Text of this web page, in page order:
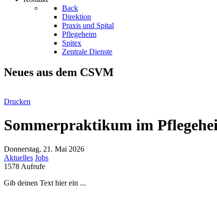
Back
Direktion
Praxis und Spital
Pflegeheim
Spitex
Zentrale Dienste
Neues aus dem CSVM
Drucken
Sommerpraktikum im
Donnerstag, 21. Mai 2026
Aktuelles Jobs
1578 Aufrufe
Gib deinen Text hier ein ...